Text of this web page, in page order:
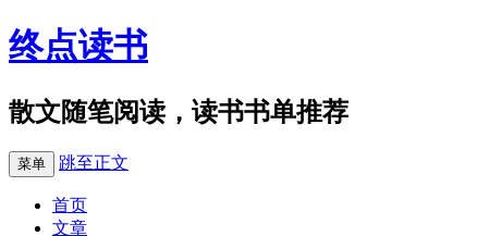
终点读书
散文随笔阅读，读书书单推荐
菜单 跳至正文
首页
文章